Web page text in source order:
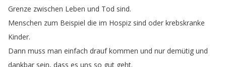
Grenze zwischen Leben und Tod sind.
Menschen zum Beispiel die im Hospiz sind oder krebskranke
Kinder.
Dann muss man einfach drauf kommen und nur demütig und
dankbar sein, dass es uns so gut geht.